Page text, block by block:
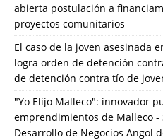
abierta postulación a
proyectos comunitarios
El caso de la joven asesinada
logra orden de detención
de detención contra tío de
"Yo Elijo Malleco": innovador
emprendimientos de Malleco -
Desarrollo de Negocios Angol